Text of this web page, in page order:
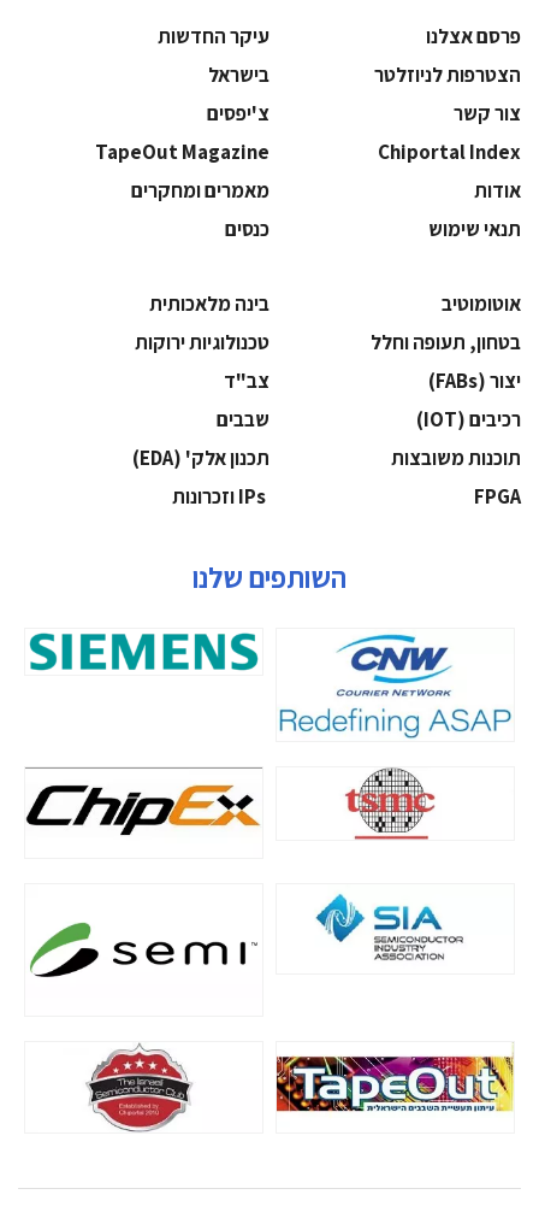
פרסם אצלנו
עיקר החדשות
הצטרפות לניוזלטר
בישראל
צור קשר
צ'יפסים
Chiportal Index
TapeOut Magazine
אודות
מאמרים ומחקרים
תנאי שימוש
כנסים
אוטומוטיב
בינה מלאכותית
בטחון, תעופה וחלל
‫טכנולוגיות ירוקות‬
‫יצור (‪(FABs‬‬
‫צב"ד‬
‫רכיבים‬ (IOT)
‫שבבים‬
‫תוכנות משובצות‬
‫תכנון אלק' (‪(EDA‬‬
‫‪FPGA‬‬
השותפים שלנו